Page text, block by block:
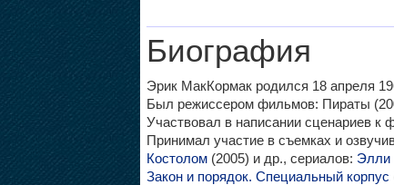
Биография
Эрик МакКормак родился 18 апреля
Был режиссером фильмов: Пираты
Участвовал в написании сценариев к
Принимал участие в съемках и
Костолом(2005) и др., сериалов: Элли
Закон и порядок. Специальный корпус